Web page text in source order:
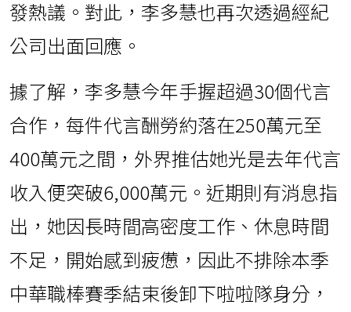
發熱議。對此，李多慧也再次透過經紀
公司出面回應。
據了解，李多慧今年手握超過30個代言
合作，每件代言酬勞約落在250萬元至
400萬元之間，外界推估她光是去年代言
收入便突破6,000萬元。近期則有消息指
出，她因長時間高密度工作、休息時間
不足，開始感到疲憊，因此不排除本季
中華職棒賽季結束後卸下啦啦隊身分，